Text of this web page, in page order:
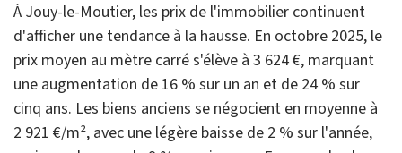
À Jouy-le-Moutier, les prix de l'immobilier continuent
d'afficher une tendance à la hausse. En octobre 2025, le
prix moyen au mètre carré s'élève à 3 624 €, marquant
une augmentation de 16 % sur un an et de 24 % sur
cinq ans. Les biens anciens se négocient en moyenne à
2 921 €/m², avec une légère baisse de 2 % sur l'année,